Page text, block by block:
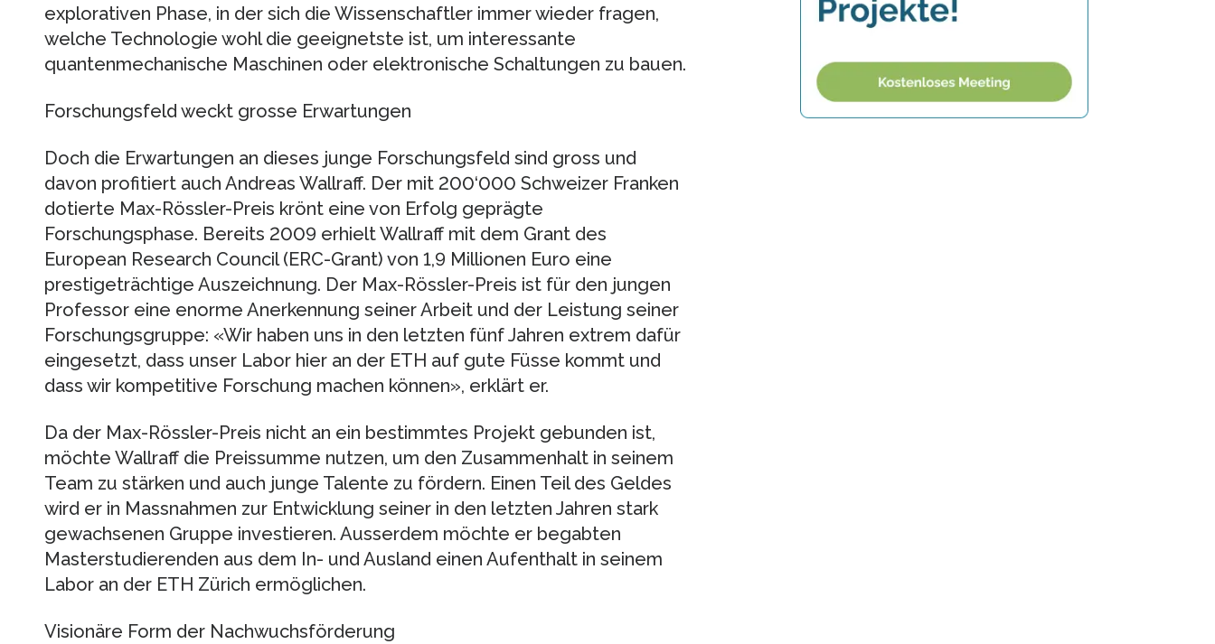
explorativen Phase, in der sich die Wissenschaftler immer wieder fragen,
welche Technologie wohl die geeignetste ist, um interessante
quantenmechanische Maschinen oder elektronische Schaltungen zu bauen.
Forschungsfeld weckt grosse Erwartungen
Doch die Erwartungen an dieses junge Forschungsfeld sind gross und
davon profitiert auch Andreas Wallraff. Der mit 200‘000 Schweizer Franken
dotierte Max-Rössler-Preis krönt eine von Erfolg geprägte
Forschungsphase. Bereits 2009 erhielt Wallraff mit dem Grant des
European Research Council (ERC-Grant) von 1,9 Millionen Euro eine
prestigeträchtige Auszeichnung. Der Max-Rössler-Preis ist für den jungen
Professor eine enorme Anerkennung seiner Arbeit und der Leistung seiner
Forschungsgruppe: «Wir haben uns in den letzten fünf Jahren extrem dafür
eingesetzt, dass unser Labor hier an der ETH auf gute Füsse kommt und
dass wir kompetitive Forschung machen können», erklärt er.
Da der Max-Rössler-Preis nicht an ein bestimmtes Projekt gebunden ist,
möchte Wallraff die Preissumme nutzen, um den Zusammenhalt in seinem
Team zu stärken und auch junge Talente zu fördern. Einen Teil des Geldes
wird er in Massnahmen zur Entwicklung seiner in den letzten Jahren stark
gewachsenen Gruppe investieren. Ausserdem möchte er begabten
Masterstudierenden aus dem In- und Ausland einen Aufenthalt in seinem
Labor an der ETH Zürich ermöglichen.
Visionäre Form der Nachwuchsförderung